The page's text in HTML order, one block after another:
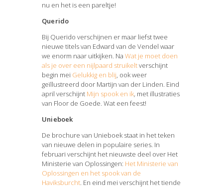
nu en het is een pareltje!
Querido
Bij Querido verschijnen er maar liefst twee
nieuwe titels van Edward van de Vendel waar
we enorm naar uitkijken. Na Wat je moet doen
als je over een nijlpaard struikeltverschijnt
begin mei Gelukkig en blij , ook weer
geïllustreerd door Martijn van der Linden. Eind
april verschijnt Mijn spook en ik, met illustraties
van Floor de Goede. Wat een feest!
Unieboek
De brochure van Unieboek staat in het teken
van nieuwe delen in populaire series. In
februari verschijnt het nieuwste deel over Het
Ministerie van Oplossingen: Het Ministerie van
Oplossingen en het spook van de
Haviksburcht . En eind mei verschijnt het tiende